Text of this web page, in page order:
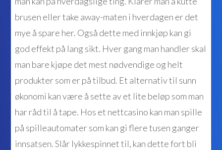
brusen eller take away-maten i hverdagen er det
mye å spare her. Også dette med innkjøp kan gi
god effekt på lang sikt. Hver gang man handler skal
man bare kjøpe det mest nødvendige og helt
produkter som er på tilbud. Et alternativ til sunn
økonomi kan være å sette av et lite beløp som man
har råd til å tape. Hos et nettcasino kan man spille
på spilleautomater som kan gi flere tusen ganger
innsatsen. Slår lykkespinnet til, kan dette fort bli